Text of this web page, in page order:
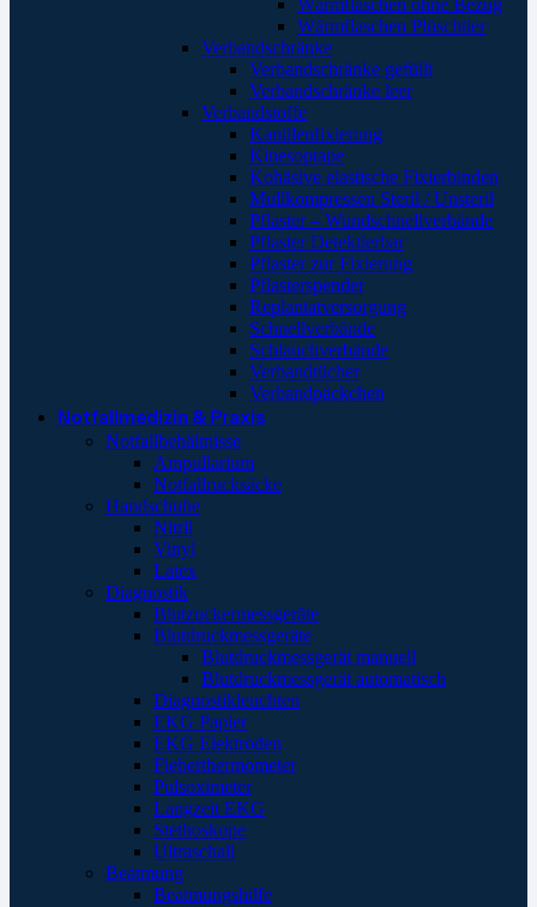
Wärmflaschen ohne Bezug
Wärmflaschen Plüschtier
Verbandschränke
Verbandschränke gefüllt
Verbandschränke leer
Verbandstoffe
Kanülenfixierung
Kinesoptape
Kohäsive elastische Fixierbinden
Mullkompressen Steril / Unsteril
Pflaster – Wundschnellverbände
Pflaster Detektierbar
Pflaster zur Fixierung
Pflasterspender
Replantatversorgung
Schnellverbände
Schlauchverbände
Verbandtücher
Verbandpäckchen
Notfallmedizin & Praxis
Notfallbehältnisse
Ampullarium
Notfallrucksäcke
Handschuhe
Nitril
Vinyl
Latex
Diagnostik
Blutzuckermessgeräte
Blutdruckmessgeräte
Blutdruckmessgerät manuell
Blutdruckmessgerät automatisch
Diagnostikleuchten
EKG Papier
EKG Elektroden
Fieberthermometer
Pulsoximeter
Langzeit EKG
Stethoskope
Ultraschall
Beatmung
Beatmungshilfe